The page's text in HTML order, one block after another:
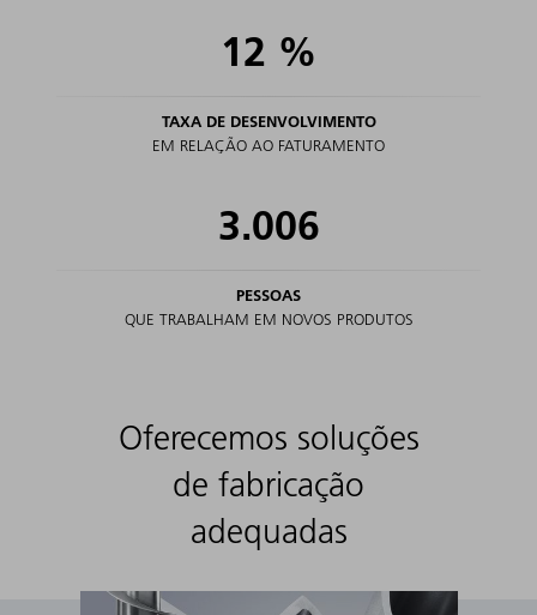
12 %
TAXA DE DESENVOLVIMENTO
EM RELAÇÃO AO FATURAMENTO
3.006
PESSOAS
QUE TRABALHAM EM NOVOS PRODUTOS
Oferecemos soluções
de fabricação
adequadas